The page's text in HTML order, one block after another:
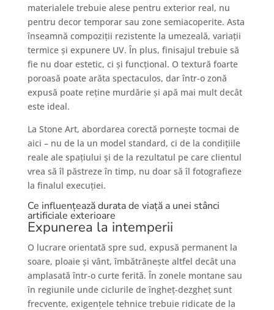
materialele trebuie alese pentru exterior real, nu
pentru decor temporar sau zone semiacoperite. Asta
înseamnă compoziții rezistente la umezeală, variații
termice și expunere UV. În plus, finisajul trebuie să
fie nu doar estetic, ci și funcțional. O textură foarte
poroasă poate arăta spectaculos, dar într-o zonă
expusă poate reține murdărie și apă mai mult decât
este ideal.
La Stone Art, abordarea corectă pornește tocmai de
aici – nu de la un model standard, ci de la condițiile
reale ale spațiului și de la rezultatul pe care clientul
vrea să îl păstreze în timp, nu doar să îl fotografieze
la finalul execuției.
Ce influențează durata de viață a unei stânci
artificiale exterioare
Expunerea la intemperii
O lucrare orientată spre sud, expusă permanent la
soare, ploaie și vânt, îmbătrânește altfel decât una
amplasată într-o curte ferită. În zonele montane sau
în regiunile unde ciclurile de îngheț-dezgheț sunt
frecvente, exigențele tehnice trebuie ridicate de la